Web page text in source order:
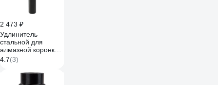
2 473 ₽
Удлинитель
стальной для
алмазной коронки
300 мм, 1 1/4"
Diamaster
041430015
4.7(3)